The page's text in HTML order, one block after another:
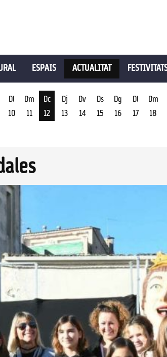
ESPAIS ACTUALITAT
Dl
10
Dm
11
Dc
12
Dj
13
Dv
14
Ds
15
Dg
16
Dl
17
Dm
18